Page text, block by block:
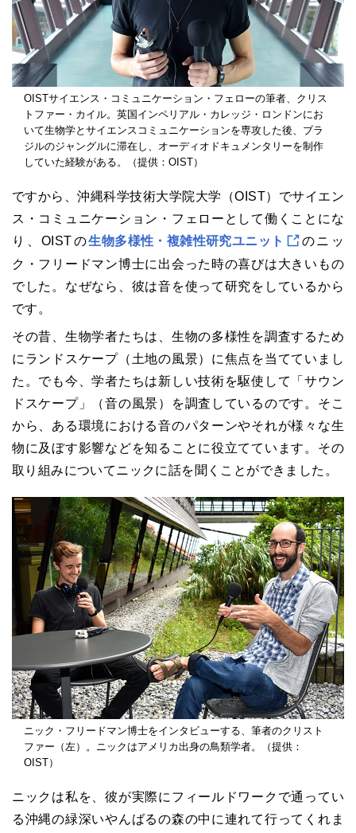
OISTサイエンス・コミュニケーション・フェローの筆者、クリス
トファー・カイル。英国インペリアル・カレッジ・ロンドンにお
いて生物学とサイエンスコミュニケーションを専攻した後、ブラ
ジルのジャングルに滞在し、オーディオドキュメンタリーを制作
していた経験がある。（提供：OIST）
ですから、沖縄科学技術大学院大学（OIST）でサイエン
ス・コミュニケーション・フェローとして働くことにな
り、OISTの生物多様性・複雑性研究ユニット
のニッ
ク・フリードマン博士に出会った時の喜びは大きいもの
でした。なぜなら、彼は音を使って研究をしているから
です。
その昔、生物学者たちは、生物の多様性を調査するため
にランドスケープ（土地の風景）に焦点を当てていまし
た。でも今、学者たちは新しい技術を駆使して「サウン
ドスケープ」（音の風景）を調査しているのです。そこ
から、ある環境における音のパターンやそれが様々な生
物に及ぼす影響などを知ることに役立てています。その
取り組みについてニックに話を聞くことができました。
ニック・フリードマン博士をインタビューする、筆者のクリスト
ファー（左）。ニックはアメリカ出身の鳥類学者。（提供：
OIST）
ニックは私を、彼が実際にフィールドワークで通ってい
る沖縄の緑深いやんばるの森の中に連れて行ってくれま